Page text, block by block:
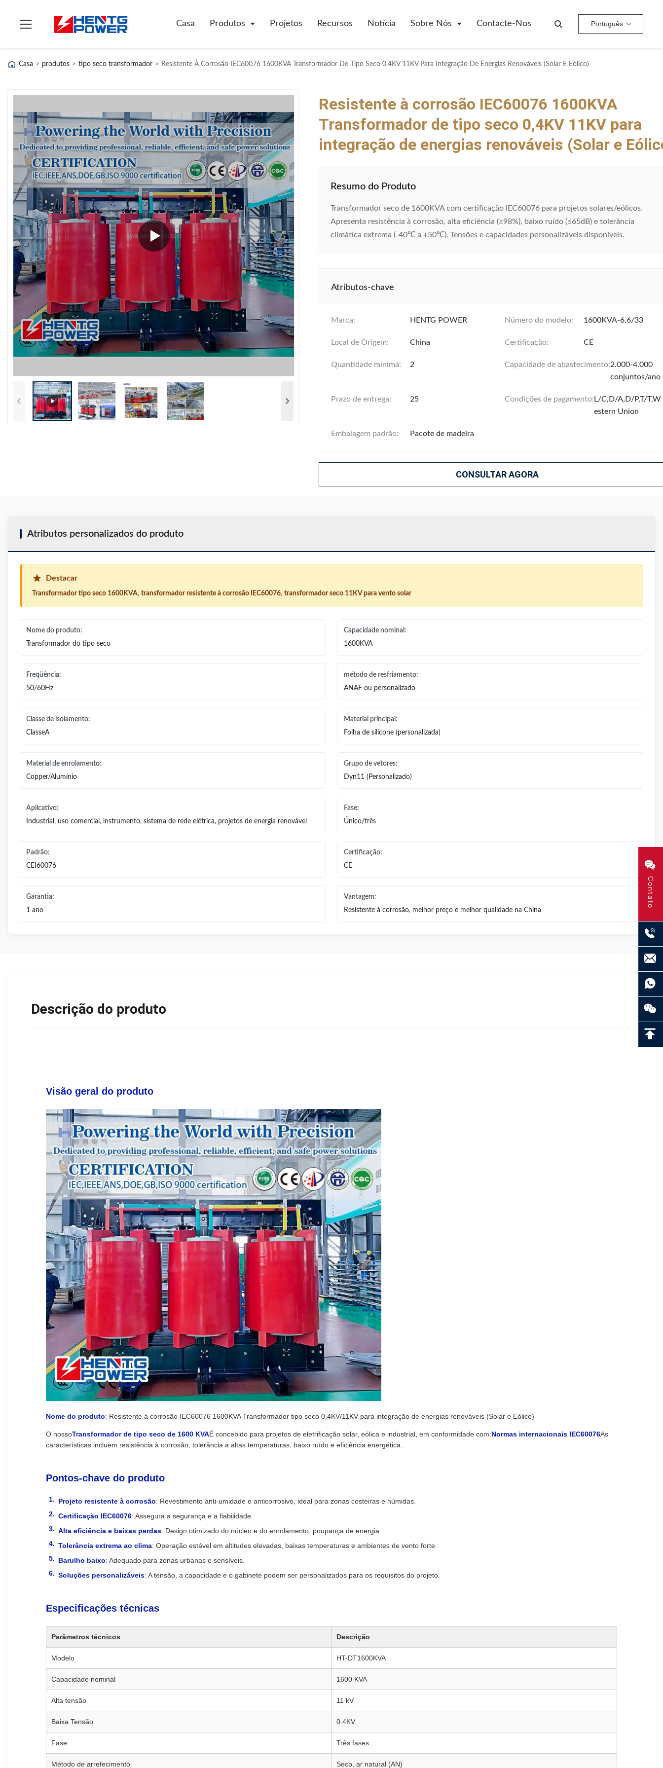
Contato
Casa Produtos Projetos Recursos Notícia Sobre Nós Contacte-Nos Português
Casa > produtos > tipo seco transformador > Resistente À Corrosão IEC60076 1600KVA Transformador De Tipo Seco 0,4KV 11KV Para Integração De Energias Renováveis (Solar E Eólico)
Resistente à corrosão IEC60076 1600KVA
Transformador de tipo seco 0,4KV 11KV para
integração de energias renováveis (Solar e
Resumo do Produto
Transformador seco de 1600KVA com certificação IEC60076 para projetos solares/eólicos.
Apresenta resistência à corrosão, alta eficiência (≥98%), baixo ruído (≤65dB) e tolerância
climática extrema (-40℃ a +50℃). Tensões e capacidades personalizáveis ​​disponíveis.
Atributos-chave
Marca: HENTG POWER Número do modelo: 1600KVA-6,6/33
Local de Origem: China Certificação: CE
Quantidade mínima: 2 Capacidade de abastecimento:2.000-4.000
conjuntos/ano
Prazo de entrega: 25 Condições de pagamento: L/C,D/A,D/P,T/T,W
estern Union
Embalagem padrão: Pacote de madeira
CONSULTAR AGORA
Atributos personalizados do produto
Destacar
Transformador tipo seco 1600KVA, transformador resistente à corrosão IEC60076, transformador seco 11KV para vento solar
Nome do produto:
Transformador do tipo seco
Capacidade nominal:
1600KVA
Freqüência:
50/60Hz
método de resfriamento:
ANAF ou personalizado
Classe de isolamento:
ClasseA
Material principal:
Folha de silicone (personalizada)
Material de enrolamento:
Copper/Alumínio
Grupo de vetores:
Dyn11 (Personalizado)
Aplicativo:
Industrial, uso comercial, instrumento, sistema de rede elétrica, projetos de energia renovável
Fase:
Único/três
Padrão:
CEI60076
Certificação:
CE
Garantia:
1 ano
Vantagem:
Resistente à corrosão, melhor preço e melhor qualidade na China
Descrição do produto
Visão geral do produto
Nome do produto: Resistente à corrosão IEC60076 1600KVA Transformador tipo seco 0,4KV/11KV para integração de energias renováveis (Solar e Eólico)
O nossoTransformador de tipo seco de 1600 KVAÉ concebido para projetos de eletrificação solar, eólica e industrial, em conformidade com:Normas internacionais IEC60076As
características incluem resistência à corrosão, tolerância a altas temperaturas, baixo ruído e eficiência energética.
Pontos-chave do produto
Projeto resistente à corrosão: Revestimento anti-umidade e anticorrosivo, ideal para zonas costeiras e húmidas.
Certificação IEC60076: Assegura a segurança e a fiabilidade.
Alta eficiência e baixas perdas: Design otimizado do núcleo e do enrolamento, poupança de energia.
Tolerância extrema ao clima: Operação estável em altitudes elevadas, baixas temperaturas e ambientes de vento forte.
Barulho baixo: Adequado para zonas urbanas e sensíveis.
Soluções personalizáveis: A tensão, a capacidade e o gabinete podem ser personalizados para os requisitos do projeto.
Especificações técnicas
Parâmetros técnicos Descrição
Modelo HT-DT1600KVA
Capacidade nominal 1600 KVA
Alta tensão 11 kV
Baixa Tensão 0.4KV
Fase Três fases
Método de arrefecimento Seco, ar natural (AN)